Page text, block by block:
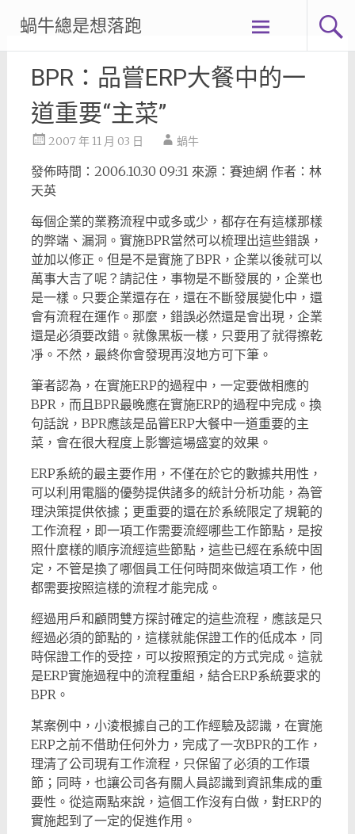
content
蝸牛總是想落跑
BPR：品嘗ERP大餐中的一
道重要“主菜”
2007 年 11 月 03 日 蝸牛
發佈時間：2006.10.30 09:31 來源：賽迪網 作者：林
天英
每個企業的業務流程中或多或少，都存在有這樣那樣
的弊端、漏洞。實施BPR當然可以梳理出這些錯誤，
並加以修正。但是不是實施了BPR，企業以後就可以
萬事大吉了呢？請記住，事物是不斷發展的，企業也
是一樣。只要企業還存在，還在不斷發展變化中，還
會有流程在運作。那麼，錯誤必然還是會出現，企業
還是必須要改錯。就像黑板一樣，只要用了就得擦乾
凈。不然，最終你會發現再沒地方可下筆。
筆者認為，在實施ERP的過程中，一定要做相應的
BPR，而且BPR最晚應在實施ERP的過程中完成。換
句話說，BPR應該是品嘗ERP大餐中一道重要的主
菜，會在很大程度上影響這場盛宴的效果。
ERP系統的最主要作用，不僅在於它的數據共用性，
可以利用電腦的優勢提供諸多的統計分析功能，為管
理決策提供依據；更重要的還在於系統限定了規範的
工作流程，即一項工作需要流經哪些工作節點，是按
照什麼樣的順序流經這些節點，這些已經在系統中固
定，不管是換了哪個員工任何時間來做這項工作，他
都需要按照這樣的流程才能完成。
經過用戶和顧問雙方探討確定的這些流程，應該是只
經過必須的節點的，這樣就能保證工作的低成本，同
時保證工作的受控，可以按照預定的方式完成。這就
是ERP實施過程中的流程重組，結合ERP系統要求的
BPR。
某案例中，小淩根據自己的工作經驗及認識，在實施
ERP之前不借助任何外力，完成了一次BPR的工作，
理清了公司現有工作流程，只保留了必須的工作環
節；同時，也讓公司各有關人員認識到資訊集成的重
要性。從這兩點來說，這個工作沒有白做，對ERP的
實施起到了一定的促進作用。